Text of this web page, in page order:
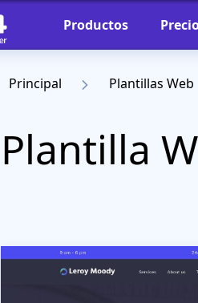
Productos
Principal Plantillas Web
Plantilla